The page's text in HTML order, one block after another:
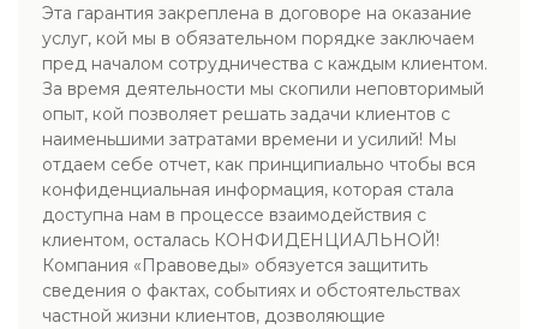
Эта гарантия закреплена в договоре на оказание
услуг, кой мы в обязательном порядке заключаем
пред началом сотрудничества с каждым клиентом.
За время деятельности мы скопили неповторимый
опыт, кой позволяет решать задачи клиентов с
наименьшими затратами времени и усилий! Мы
отдаем себе отчет, как принципиально чтобы вся
конфиденциальная информация, которая стала
доступна нам в процессе взаимодействия с
клиентом, осталась КОНФИДЕНЦИАЛЬНОЙ!
Компания «Правоведы» обязуется защитить
сведения о фактах, событиях и обстоятельствах
частной жизни клиентов, дозволяющие